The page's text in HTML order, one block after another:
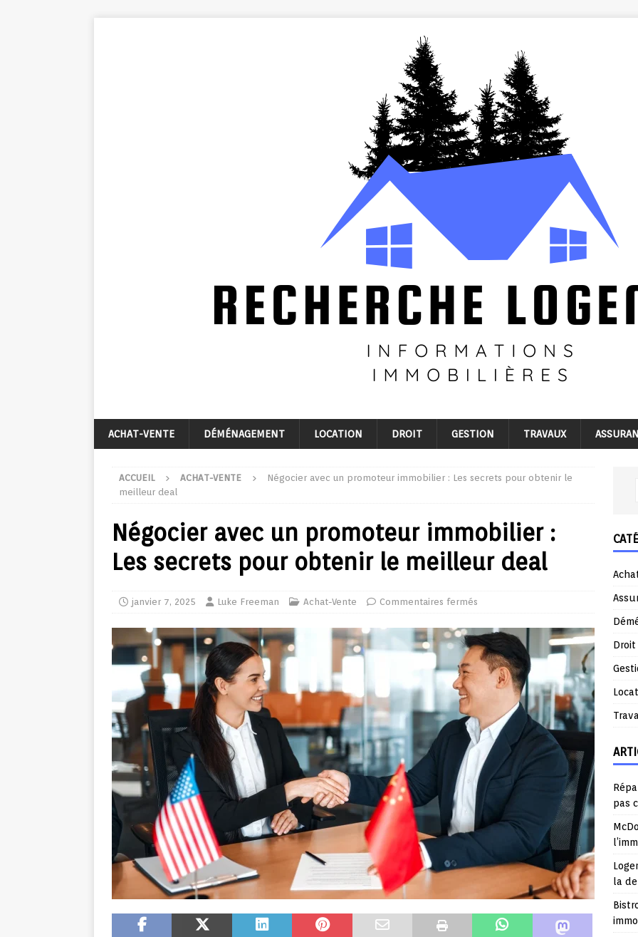
ACHAT-VENTE DÉMÉNAGEMENT LOCATION DROIT GESTION TRAVAUX
ACCUEIL ACHAT-VENTE
Négocier avec un promoteur immobilier : Les secrets pour obtenir le
meilleur deal
Négocier avec un promoteur immobilier :
Les secrets pour obtenir le meilleur deal
janvier 7, 2025 Luke Freeman Achat-Vente Commentaires fermés
Droit
pas
la